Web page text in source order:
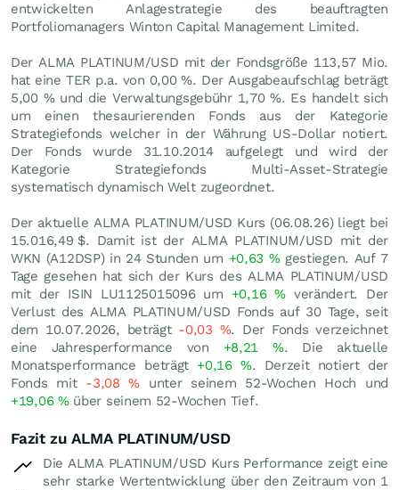
entwickelten Anlagestrategie des beauftragten
Portfoliomanagers Winton Capital Management Limited.
Der ALMA PLATINUM/USD mit der Fondsgröße 113,57 Mio.
hat eine TER p.a. von 0,00 %. Der Ausgabeaufschlag beträgt
5,00 % und die Verwaltungsgebühr 1,70 %. Es handelt sich
um einen thesaurierenden Fonds aus der Kategorie
Strategiefonds welcher in der Währung US-Dollar notiert.
Der Fonds wurde 31.10.2014 aufgelegt und wird der
Kategorie Strategiefonds Multi-Asset-Strategie
systematisch dynamisch Welt zugeordnet.
Der aktuelle ALMA PLATINUM/USD Kurs (06.08.26) liegt bei
15.016,49 $. Damit ist der ALMA PLATINUM/USD mit der
WKN (A12DSP) in 24 Stunden um +0,63 %gestiegen. Auf 7
Tage gesehen hat sich der Kurs des ALMA PLATINUM/USD
mit der ISIN LU1125015096 um +0,16%verändert. Der
Verlust des ALMA PLATINUM/USD Fonds auf 30 Tage, seit
dem 10.07.2026, beträgt -0,03 %. Der Fonds verzeichnet
eine Jahresperformance von +8,21%. Die aktuelle
Monatsperformance beträgt +0,16 %. Derzeit notiert der
Fonds mit -3,08% unter seinem 52-Wochen Hoch und
+19,06 %über seinem 52-Wochen Tief.
Fazit zu ALMA PLATINUM/USD
Die ALMA PLATINUM/USD Kurs Performance zeigt eine
sehr starke Wertentwicklung über den Zeitraum von 1